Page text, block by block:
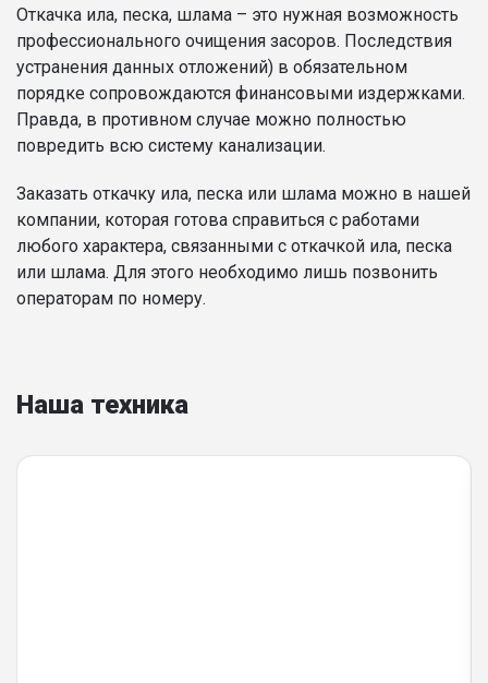
Откачка ила, песка, шлама – это нужная возможность
профессионального очищения засоров. Последствия
устранения данных отложений) в обязательном
порядке сопровождаются финансовыми издержками.
Правда, в противном случае можно полностью
повредить всю систему канализации.
Заказать откачку ила, песка или шлама можно в нашей
компании, которая готова справиться с работами
любого характера, связанными с откачкой ила, песка
или шлама. Для этого необходимо лишь позвонить
операторам по номеру.
Наша техника